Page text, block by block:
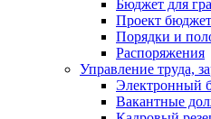
Бюджет для
Проект
Порядки и
Распоряжения
Управление труда,
Электронный
Вакантные